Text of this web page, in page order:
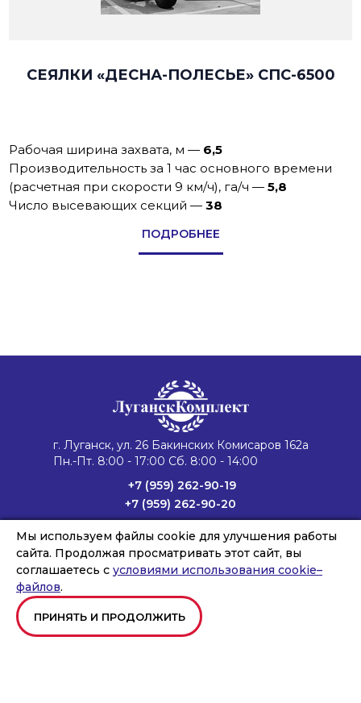
СЕЯЛКИ «ДЕСНА-ПОЛЕСЬЕ» СПС-6500
Рабочая ширина захвата, м — 6,5
Производительность за 1 час основного времени
(расчетная при скорости 9 км/ч), га/ч —5,8
Число высевающих секций —38
ПОДРОБНЕЕ
г. Луганск, ул. 26 Бакинских Комисаров 162а
Пн.-Пт. 8:00 - 17:00 Сб. 8:00 - 14:00
+7 (959) 262-90-19
+7 (959) 262-90-20
lug4@vk.vapk.ru
Главная Каталог техникиЗапасные части
Сервис и ремонт
Лизинг и кредит
О компании
НовостиКонтакты
Copyright © ООО «ВОРОНЕЖКОМПЛЕКТ», 2026
Мы используем файлы cookie для улучшения работы
сайта. Продолжая просматривать этот сайт, вы
соглашаетесь с условиями использования cookie–
файлов.
ПРИНЯТЬ И ПРОДОЛЖИТЬ